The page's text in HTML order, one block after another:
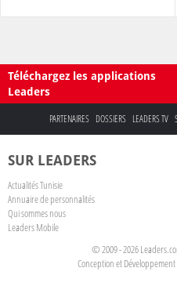
Téléchargez les applications
Leaders
PARTENAIRES DOSSIERS LEADERS TV
SUR LEADERS
Actualités Tunisie
Annuaire de personnalités
Qui sommes nous
Leaders Mobile
© 2009 - 2026
Conception et